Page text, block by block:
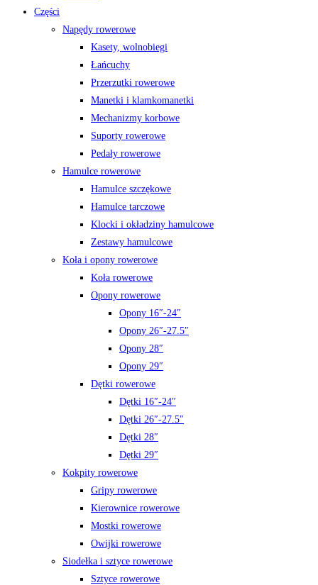
Części
Napędy rowerowe
Kasety, wolnobiegi
Łańcuchy
Przerzutki rowerowe
Manetki i klamkomanetki
Mechanizmy korbowe
Suporty rowerowe
Pedały rowerowe
Hamulce rowerowe
Hamulce szczękowe
Hamulce tarczowe
Klocki i okładziny hamulcowe
Zestawy hamulcowe
Koła i opony rowerowe
Koła rowerowe
Opony rowerowe
Opony 16″-24″
Opony 26″-27.5″
Opony 28″
Opony 29″
Dętki rowerowe
Dętki 16″-24″
Dętki 26″-27.5″
Dętki 28″
Dętki 29″
Kokpity rowerowe
Gripy rowerowe
Kierownice rowerowe
Mostki rowerowe
Owijki rowerowe
Siodełka i sztyce rowerowe
Sztyce rowerowe